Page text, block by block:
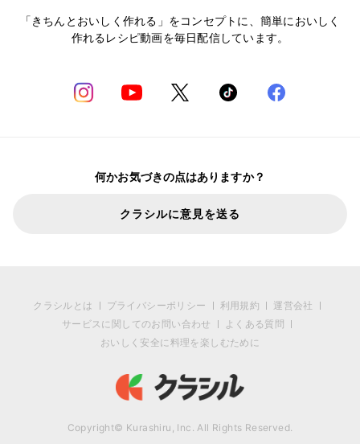
「きちんとおいしく作れる」をコンセプトに、簡単においしく
作れるレシピ動画を毎日配信しています。
何かお気づきの点はありますか？
クラシルに意見を送る
クラシルとは プライバシーポリシー 利用規約
運営会社
サービスに関してのお問い合わせ
よくある質問
おいしく安全に料理を楽しむために
Copyright© Kurashiru, Inc. All Rights Reserved.